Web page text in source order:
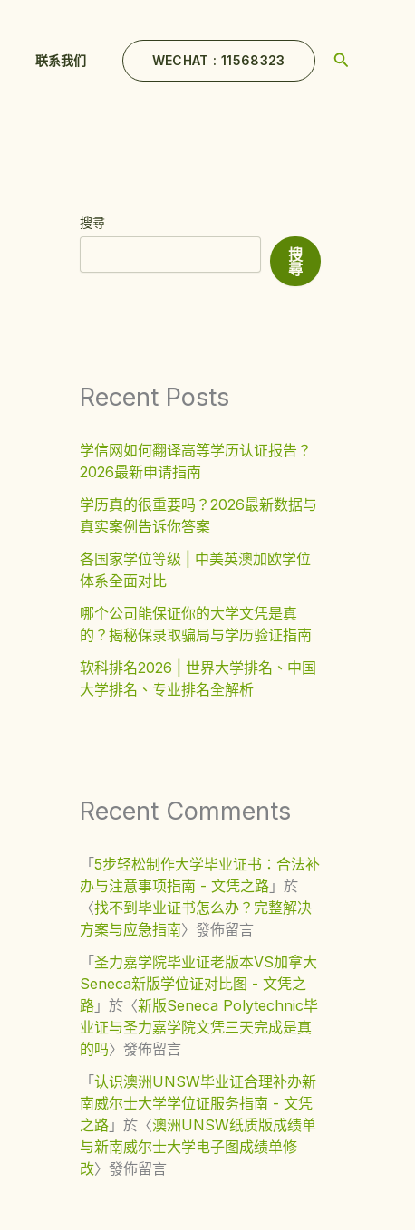
联系我们 WECHAT : 11568323 Search
搜尋
搜
尋
Recent Posts
学信网如何翻译高等学历认证报告？
2026最新申请指南
学历真的很重要吗？2026最新数据与
真实案例告诉你答案
各国家学位等级 | 中美英澳加欧学位
体系全面对比
哪个公司能保证你的大学文凭是真
的？揭秘保录取骗局与学历验证指南
软科排名2026 | 世界大学排名、中国
大学排名、专业排名全解析
Recent Comments
「5步轻松制作大学毕业证书：合法补
办与注意事项指南 - 文凭之路 」於
〈找不到毕业证书怎么办？完整解决
方案与应急指南〉發佈留言
「圣力嘉学院毕业证老版本VS加拿大
Seneca新版学位证对比图 - 文凭之
路 」於〈新版Seneca Polytechnic毕
业证与圣力嘉学院文凭三天完成是真
的吗〉發佈留言
「认识澳洲UNSW毕业证合理补办新
南威尔士大学学位证服务指南 - 文凭
之路 」於〈澳洲UNSW纸质版成绩单
与新南威尔士大学电子图成绩单修
改〉發佈留言